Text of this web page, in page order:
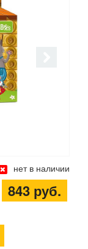
нет в наличии
843 руб.